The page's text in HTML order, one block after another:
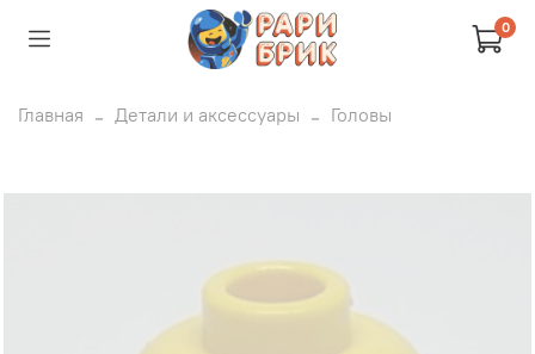
0
Главная Детали и аксессуары Головы